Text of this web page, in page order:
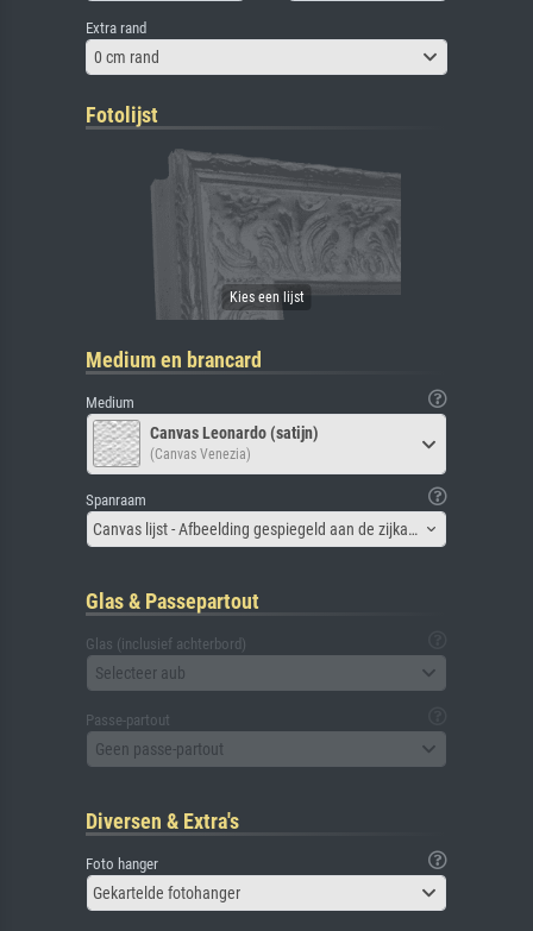
Extra rand
0 cm rand
Fotolijst
Medium en brancard
Medium
Canvas Leonardo (satijn)
(Canvas Venezia)
Spanraam
Canvas lijst - Afbeelding gespiegeld aan de zijkant
Glas & Passepartout
Glas (inclusief achterbord)
Selecteer aub
Passe-partout
Geen passe-partout
Diversen & Extra's
Foto hanger
Gekartelde fotohanger